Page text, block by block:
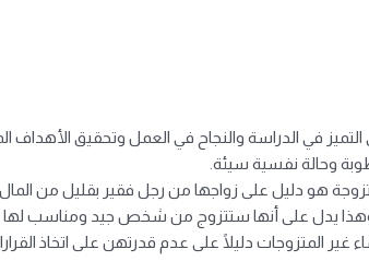
في الدراسة والنجاح في العمل وتحقيق الأهداف
وحالة نفسية سيئة.
هو دليل على زواجها من رجل فقير بقليل من
، وهذا يدل على أنها ستتزوج من شخص جيد ومناسب
المتزوجات دليلًا على عدم قدرتهن على اتخاذ